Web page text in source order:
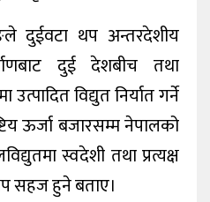
दुईवटा थप अन्तरदेशीय
दुई देशबीच तथा
विद्युत निर्यात गर्ने
ऊर्जा बजारसम्म नेपालको
स्वदेशी तथा प्रत्यक्ष
सहज हुने बताए।